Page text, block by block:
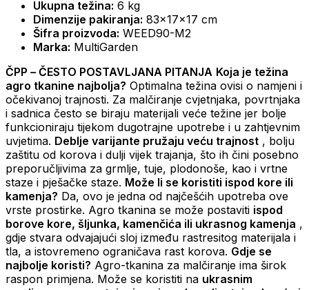
Ukupna težina: 6 kg
Dimenzije pakiranja: 83x17x17 cm
Šifra proizvoda: WEED90-M2
Marka: MultiGarden
ČPP – ČESTO POSTAVLJANA PITANJA Koja je težina
agro tkanine najbolja? Optimalna težina ovisi o namjeni i
očekivanoj trajnosti. Za malčiranje cvjetnjaka, povrtnjaka
i sadnica često se biraju materijali veće težine jer bolje
funkcioniraju tijekom dugotrajne upotrebe i u zahtjevnim
uvjetima. Deblje varijante pružaju veću trajnost , bolju
zaštitu od korova i dulji vijek trajanja, što ih čini posebno
preporučljivima za grmlje, tuje, plodonoše, kao i vrtne
staze i pješačke staze. Može li se koristiti ispod kore ili
kamenja? Da, ovo je jedna od najčešćih upotreba ove
vrste prostirke. Agro tkanina se može postaviti ispod
borove kore, šljunka, kamenčića ili ukrasnog kamenja ,
gdje stvara odvajajući sloj između rastresitog materijala i
tla, a istovremeno ograničava rast korova. Gdje se
najbolje koristi? Agro-tkanina za malčiranje ima širok
raspon primjena. Može se koristiti na ukrasnim